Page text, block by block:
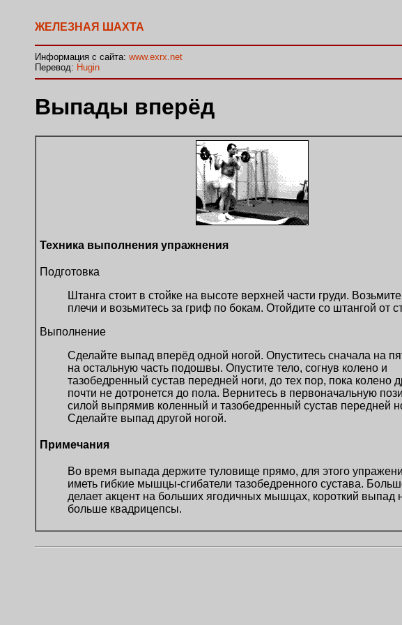
ЖЕЛЕЗНАЯ ШАХТА
Информация с сайта: www.exrx.net
Перевод: Hugin
Выпады вперёд
Техника выполнения упражнения
Подготовка
Штанга стоит в стойке на высоте верхней части груди.
плечи и возьмитесь за гриф по бокам. Отойдите со штангой от
Выполнение
Сделайте выпад вперёд одной ногой. Опуститесь сначала на
на остальную часть подошвы. Опустите тело, согнув колено и
тазобедренный сустав передней ноги, до тех пор, пока колено
почти не дотронется до пола. Вернитесь в первоначальную
силой выпрямив коленный и тазобедренный сустав передней
Сделайте выпад другой ногой.
Примечания
Во время выпада держите туловище прямо, для этого
иметь гибкие мышцы-сгибатели тазобедренного сустава.
делает акцент на больших ягодичных мышцах, короткий выпад
больше квадрицепсы.